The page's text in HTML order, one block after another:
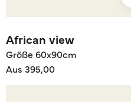
African view
Größe 60x90cm
Aus 395,00